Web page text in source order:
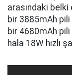
arasındaki belki
bir 3885mAh
bir 4680mAh
hala 18W hızlı